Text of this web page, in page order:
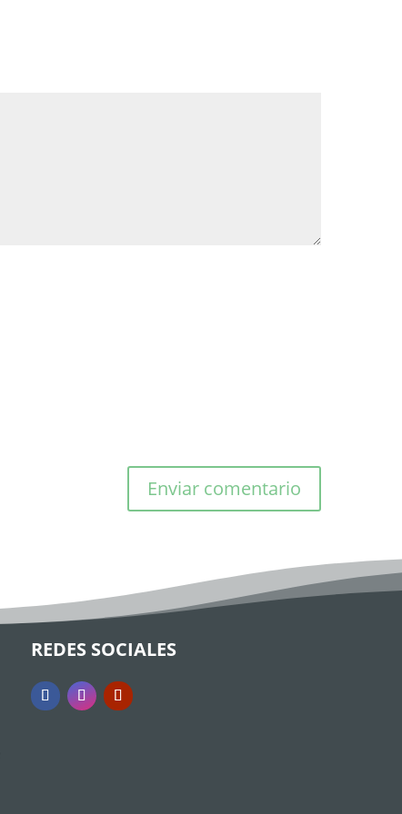
REDES SOCIALES